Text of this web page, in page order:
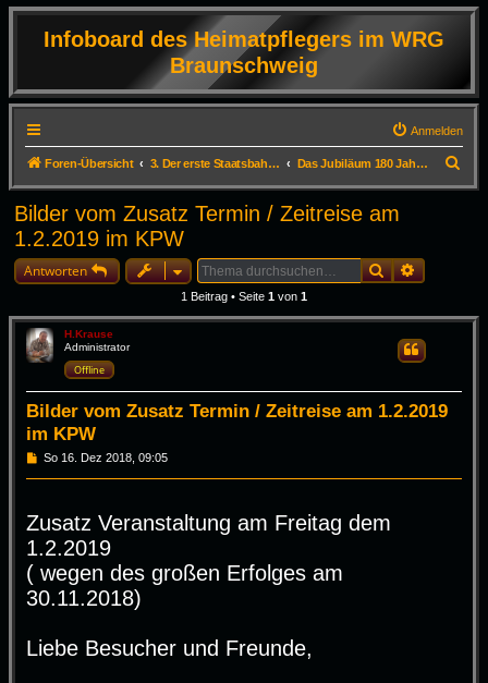
Infoboard des Heimatpflegers im WRG
Braunschweig
Anmelden
Foren-Übersicht 3. Der erste Staatsbahnhof Deutschlands in Braunschweig Das Jubiläum 180 Jahre erste Deutsche Staatseisenbahn 1.12.2018
u
Bilder vom Zusatz Termin / Zeitreise am
1.2.2019 im KPW
Antworten SucheErweiterte
1 Beitrag • Seite 1 von 1
H.Krause
Administrator
Offline
Bilder vom Zusatz Termin / Zeitreise am 1.2.2019
im KPW
Zitieren
B
r
a
So 16. Dez 2018, 09:05
Zusatz Veranstaltung am Freitag dem
1.2.2019
( wegen des großen Erfolges am
30.11.2018)
Liebe Besucher und Freunde,